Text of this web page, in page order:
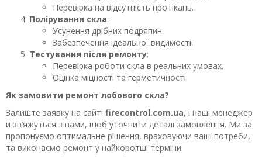
Перевірка на відсутність протікань.
Полірування скла:
Усунення дрібних подряпин.
Забезпечення ідеальної видимості.
Тестування після ремонту:
Перевірка роботи скла в реальних умовах.
Оцінка міцності та герметичності.
Як замовити ремонт лобового скла?
Залиште заявку на сайті firecontrol.com.ua, і наші менеджер
и зв’яжуться з вами, щоб уточнити деталі замовлення. Ми за
пропонуємо оптимальне рішення, враховуючи ваші потреби,
та виконаємо ремонт у найкоротші терміни.